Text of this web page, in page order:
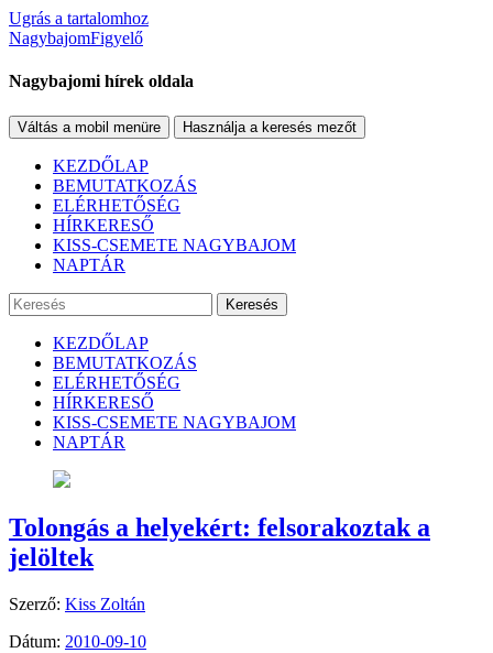
Ugrás a tartalomhoz
NagybajomFigyelő
Nagybajomi hírek oldala
Váltás a mobil menüre Használja a keresés mezőt
KEZDŐLAP
BEMUTATKOZÁS
ELÉRHETŐSÉG
HÍRKERESŐ
KISS-CSEMETE NAGYBAJOM
NAPTÁR
Keresés
KEZDŐLAP
BEMUTATKOZÁS
ELÉRHETŐSÉG
HÍRKERESŐ
KISS-CSEMETE NAGYBAJOM
NAPTÁR
Tolongás a helyekért: felsorakoztak a
jelöltek
Szerző: Kiss Zoltán
Dátum: 2010-09-10